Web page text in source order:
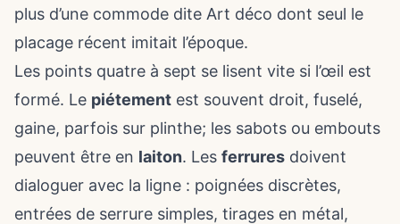
plus d’une commode dite Art déco dont seul le
placage récent imitait l’époque.
Les points quatre à sept se lisent vite si l’œil est
formé. Le piétement est souvent droit, fuselé,
gaine, parfois sur plinthe; les sabots ou embouts
peuvent être en laiton. Les ferrures doivent
dialoguer avec la ligne : poignées discrètes,
entrées de serrure simples, tirages en métal,